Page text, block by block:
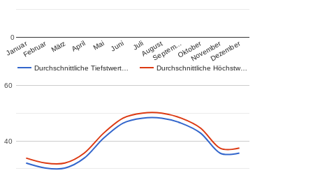
Durchschnittliche Tiefstwert… Durchschnittliche Höchstw…
JanuarFebruar März April Mai Juni JuliAugustSeptem…OktoberNovemberDezember
0
40
60